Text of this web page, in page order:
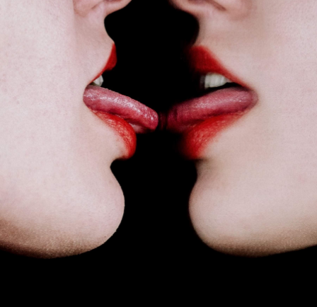
Наш сайт використовує кукі. Залишаючись на Bird in Flight, ви